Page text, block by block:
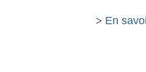
> En